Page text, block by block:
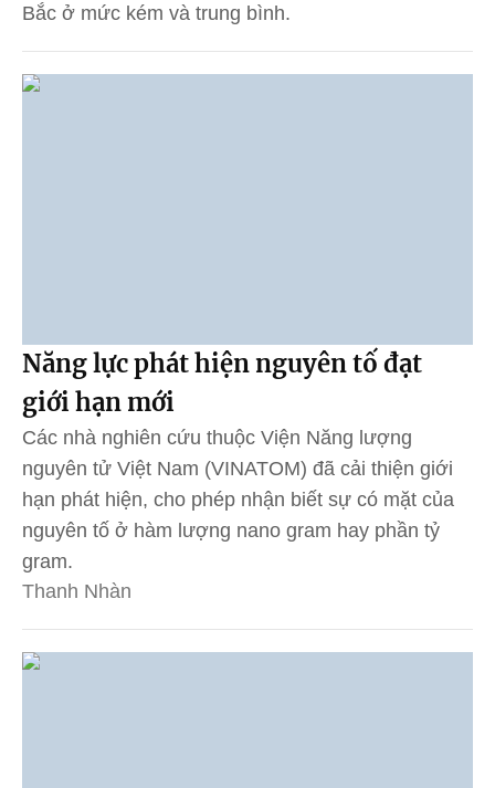
Bắc ở mức kém và trung bình.
Năng lực phát hiện nguyên tố đạt
giới hạn mới
Các nhà nghiên cứu thuộc Viện Năng lượng
nguyên tử Việt Nam (VINATOM) đã cải thiện giới
hạn phát hiện, cho phép nhận biết sự có mặt của
nguyên tố ở hàm lượng nano gram hay phần tỷ
gram.
Thanh Nhàn